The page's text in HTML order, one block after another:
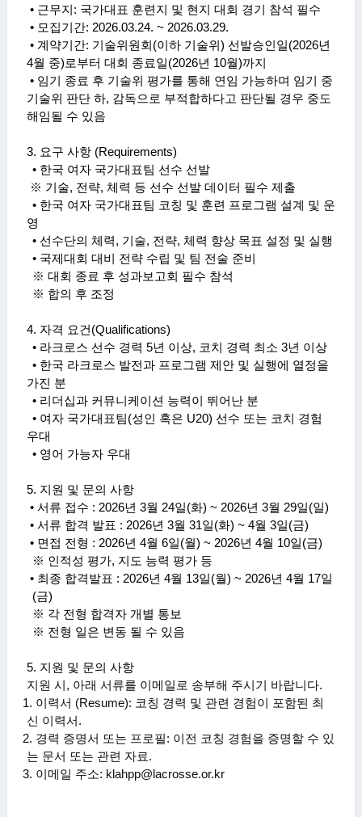
• 근무지 : 국가대표 훈련지 및 현지 대회 경기 참석 필수
• 모집기간: 2026.03.24. ~ 2026.03.29.
• 계약기간: 기술위원회 (이하 기술위 ) 선발승인일(2026년
4월 중)로부터 대회 종료일(2026년 10월)까지
• 임기 종료 후 기술위 평가를 통해 연임 가능하며 임기 중
기술위 판단 하, 감독으로 부적합하다고 판단될 경우 중도
해임될 수 있음
3. 요구 사항 (Requirements)
• 한국 여자 국가대표팀 선수 선발
※ 기술, 전략, 체력 등 선수 선발 데이터 필수 제출
• 한국 여자 국가대표팀 코칭 및 훈련 프로그램 설계 및 운
영
• 선수단의 체력, 기술, 전략, 체력 향상 목표 설정 및 실행
• 국제대회 대비 전략 수립 및 팀 전술 준비
※ 대회 종료 후 성과보고회 필수 참석
※ 합의 후 조정
4. 자격 요건 (Qualifications)
• 라크로스 선수 경력 5년 이상, 코치 경력 최소 3년 이상
• 한국 라크로스 발전과 프로그램 제안 및 실행에 열정을
가진 분
• 리더십과 커뮤니케이션 능력이 뛰어난 분
• 여자 국가대표팀(성인 혹은 U20) 선수 또는 코치 경험
우대
• 영어 가능자 우대
5. 지원 및 문의 사항
• 서류 접수 : 2026년 3월 24일(화) ~ 2026년 3월 29일(일)
• 서류 합격 발표 : 2026년 3월 31일(화) ~ 4월 3일(금)
• 면접 전형 : 2026년 4월 6일(월) ~ 2026년 4월 10일(금)
※ 인적성 평가, 지도 능력 평가 등
• 최종 합격발표 : 2026년 4월 13일(월) ~ 2026년 4월 17일
(금)
※ 각 전형 합격자 개별 통보
※ 전형 일은 변동 될 수 있음
5. 지원 및 문의 사항
지원 시 , 아래 서류를 이메일로 송부해 주시기 바랍니다.
1. 이력서 (Resume): 코칭 경력 및 관련 경험이 포함된 최
신 이력서 .
2. 경력 증명서 또는 프로필: 이전 코칭 경험을 증명할 수 있
는 문서 또는 관련 자료.
3. 이메일 주소: klahpp@lacrosse.or.kr